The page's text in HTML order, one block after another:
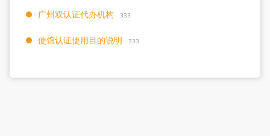
广州双认证代办机构 333
使馆认证使用目的说明 333